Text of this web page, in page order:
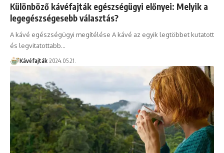
Különböző kávéfajták egészségügyi előnyei: Melyik a
legegészségesebb választás?
A kávé egészségügyi megítélése A kávé az egyik legtöbbet kutatott
és legvitatottabb…
Kávéfajták 2024.05.21.